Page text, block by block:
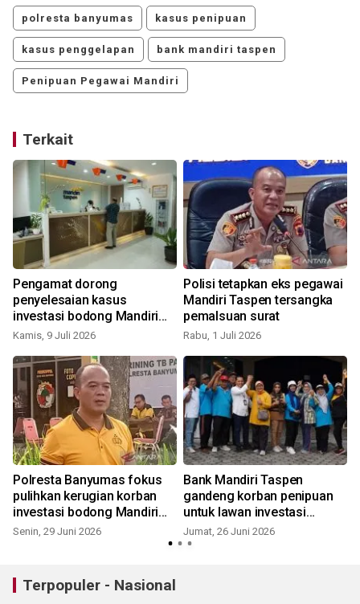
polresta banyumas kasus penipuan
kasus penggelapan bank mandiri taspen
Penipuan Pegawai Mandiri
Terkait
Pengamat dorong
penyelesaian kasus
investasi bodong Mandiri
Taspen lewat kepolisian
Kamis, 9 Juli 2026
Polisi tetapkan eks pegawai
Mandiri Taspen tersangka
pemalsuan surat
Rabu, 1 Juli 2026
Polresta Banyumas fokus
pulihkan kerugian korban
investasi bodong Mandiri
Taspen
Senin, 29 Juni 2026
Bank Mandiri Taspen
gandeng korban penipuan
untuk lawan investasi
bodong
Jumat, 26 Juni 2026
Terpopuler - Nasional